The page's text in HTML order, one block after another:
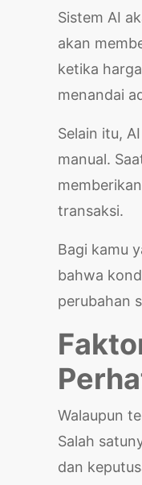
Sistem AI
akan
ketika
menandai
Selain itu,
manual.
transaksi.
Bagi kamu
bahwa
perubahan
Walaupun
Salah
dan